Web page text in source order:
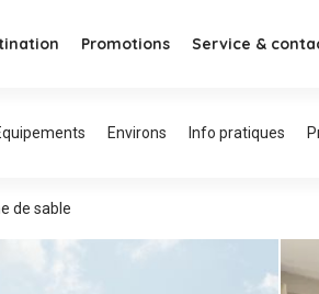
Promotions Service &
de sable